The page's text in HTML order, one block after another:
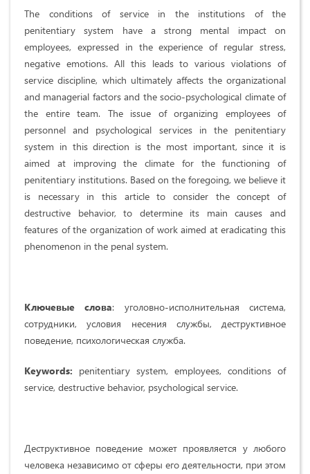
The conditions of service in the institutions of the
penitentiary system have a strong mental impact on
employees, expressed in the experience of regular stress,
negative emotions. All this leads to various violations of
service discipline, which ultimately affects the organizational
and managerial factors and the socio-psychological climate of
the entire team. The issue of organizing employees of
personnel and psychological services in the penitentiary
system in this direction is the most important, since it is
aimed at improving the climate for the functioning of
penitentiary institutions. Based on the foregoing, we believe it
is necessary in this article to consider the concept of
destructive behavior, to determine its main causes and
features of the organization of work aimed at eradicating this
phenomenon in the penal system.
Ключевые слова: уголовно-исполнительная система,
сотрудники, условия несения службы, деструктивное
поведение, психологическая служба.
Keywords: penitentiary system, employees, conditions of
service, destructive behavior, psychological service.
Деструктивное поведение может проявляется у любого
человека независимо от сферы его деятельности, при этом